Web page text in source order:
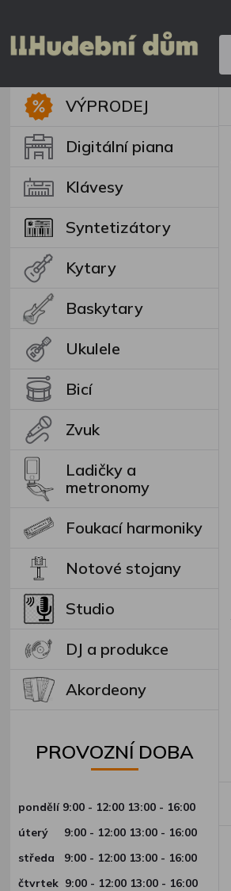
VÝPRODEJ
Digitální piana
Klávesy
Syntetizátory
Kytary
Baskytary
Ukulele
Bicí
Zvuk
Ladičky a
metronomy
Foukací harmoniky
Notové stojany
Studio
DJ a produkce
Akordeony
PROVOZNÍ DOBA
pondělí 9:00 - 12:00 13:00 - 16:00
úterý 9:00 - 12:00 13:00 - 16:00
středa 9:00 - 12:00 13:00 - 16:00
čtvrtek 9:00 - 12:00 13:00 - 16:00